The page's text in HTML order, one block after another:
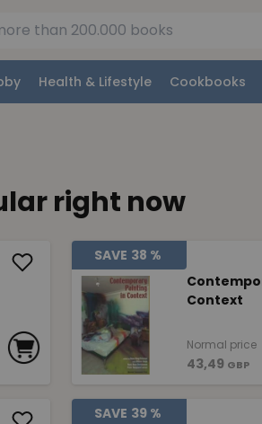
Health & Lifestyle Cookbooks
right now
SAVE 38 %
Context
Normal price
43,49 GBP
SAVE 39 %